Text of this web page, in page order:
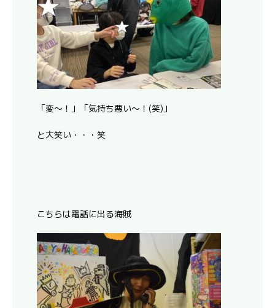
「変～！」「気持ち悪い～！(笑)」
と大笑い・・・笑
こちらは電話に出る海賊